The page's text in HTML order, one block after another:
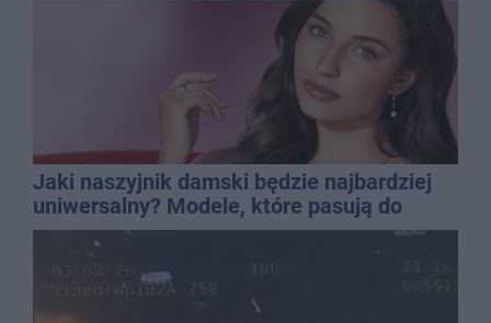
Jaki naszyjnik damski będzie najbardziej
uniwersalny? Modele, które pasują do
wielu stylizacji